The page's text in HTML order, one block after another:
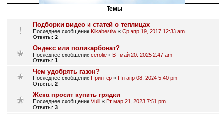
Темы
Подборки видео и статей о теплицах
Последнее сообщение Kikabestiw « Ср апр 19, 2017 12:33 am
Ответы: 2
Ондекс или поликарбонат?
Последнее сообщение cerolie « Вт май 20, 2025 2:47 am
Ответы: 1
Чем удобрять газон?
Последнее сообщение Принтер « Пн апр 08, 2024 5:40 pm
Ответы: 2
Жена просит купить грядки
Последнее сообщение Vulli « Вт мар 21, 2023 7:51 pm
Ответы: 3